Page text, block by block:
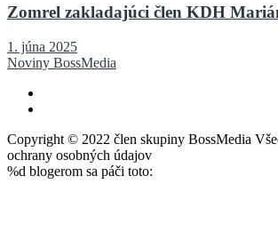
Zomrel zakladajúci člen KDH
1. júna 2025
Noviny BossMedia
Copyright © 2022 člen skupiny BossMedia
ochrany osobných údajov
%d blogerom sa páči toto: